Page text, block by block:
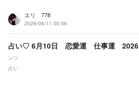
エリ 778
2026/06/11 00:56
占い♡ 6月10日 恋愛運 仕事運 2026
ンツ
占い